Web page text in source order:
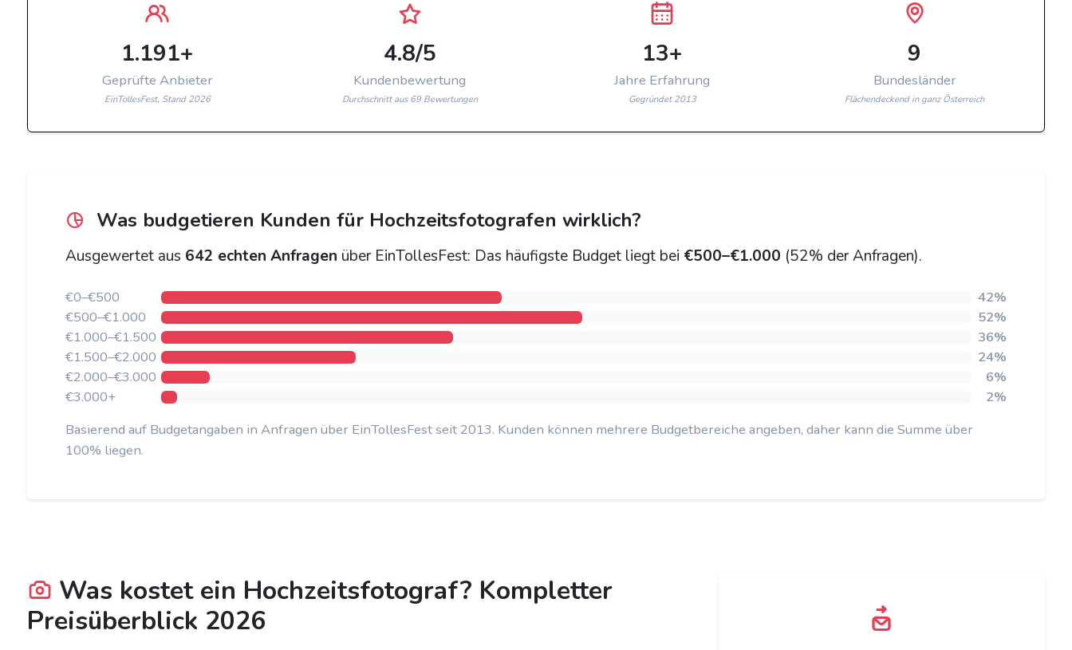
1.191+
Geprüfte Anbieter
EinTollesFest, Stand 2026
4.8/5
Kundenbewertung
Durchschnitt aus 69 Bewertungen
13+
Jahre Erfahrung
Gegründet 2013
9
Bundesländer
Flächendeckend in ganz Österreich
Was budgetieren Kunden für Hochzeitsfotografen wirklich?
Ausgewertet aus 642 echten Anfragen über EinTollesFest: Das häufigste Budget liegt bei €500–€1.000 (52% der Anfragen).
€0–€500
42%
€500–€1.000
52%
€1.000–€1.500
36%
€1.500–€2.000
24%
€2.000–€3.000
6%
€3.000+
2%
Basierend auf Budgetangaben in Anfragen über EinTollesFest seit 2013. Kunden können mehrere Budgetbereiche angeben, daher kann die Summe über
100% liegen.
Was kostet ein Hochzeitsfotograf? Kompletter
Preisüberblick 2026